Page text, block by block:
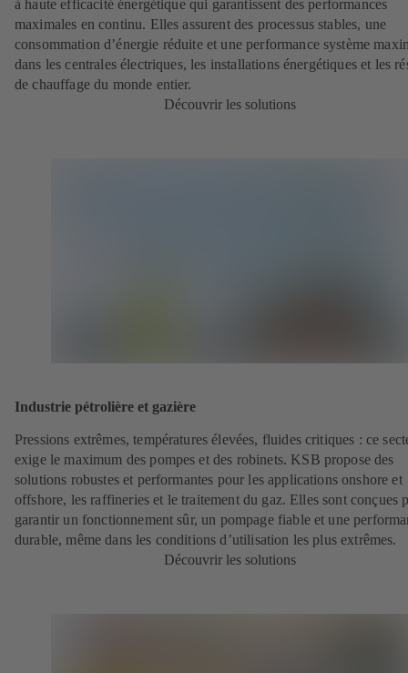
à haute efficacité énergétique qui garantissent des performances
maximales en continu. Elles assurent des processus stables, une
consommation d’énergie réduite et une performance système
dans les centrales électriques, les installations énergétiques et les
de chauffage du monde entier.
Découvrir les solutions
Industrie pétrolière et gazière
Pressions extrêmes, températures élevées, fluides critiques : ce
exige le maximum des pompes et des robinets. KSB propose des
solutions robustes et performantes pour les applications onshore et
offshore, les raffineries et le traitement du gaz. Elles sont conçues
garantir un fonctionnement sûr, un pompage fiable et une
durable, même dans les conditions d’utilisation les plus extrêmes.
Découvrir les solutions